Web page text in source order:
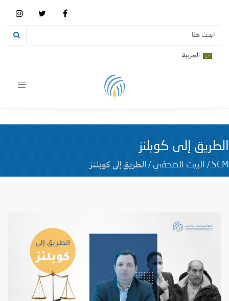
العربية
Toggle
الطريق إلى كوبلنز
SCM
/ البيت الصحفي / الطريق إلى كوبلنز